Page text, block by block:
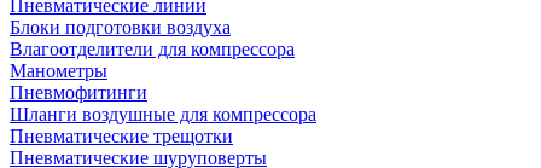
Пневматические линии
Блоки подготовки воздуха
Влагоотделители для компрессора
Манометры
Пневмофитинги
Шланги воздушные для компрессора
Пневматические трещотки
Пневматические шуруповерты